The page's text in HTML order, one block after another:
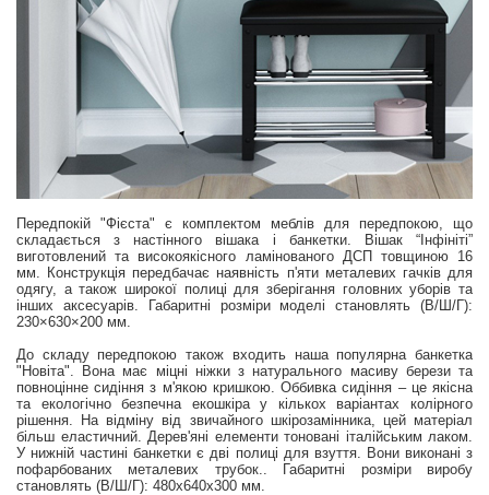
Передпокій "Фієста" є комплектом меблів для передпокою, що
складається з настінного вішака і банкетки. Вішак “Інфініті”
виготовлений та високоякісного ламінованого ДСП товщиною 16
мм. Конструкція передбачає наявність п'яти металевих гачків для
одягу, а також широкої полиці для зберігання головних уборів та
інших аксесуарів. Габаритні розміри моделі становлять (В/Ш/Г):
230×630×200 мм.
До складу передпокою також входить наша популярна банкетка
"Новіта". Вона має міцні ніжки з натурального масиву берези та
повноцінне сидіння з м'якою кришкою. Оббивка сидіння – це якісна
та екологічно безпечна екошкіра у кількох варіантах колірного
рішення. На відміну від звичайного шкірозамінника, цей матеріал
більш еластичний. Дерев'яні елементи тоновані італійським лаком.
У нижній частині банкетки є дві полиці для взуття. Вони виконані з
пофарбованих металевих трубок.. Габаритні розміри виробу
становлять (В/Ш/Г): 480х640х300 мм.